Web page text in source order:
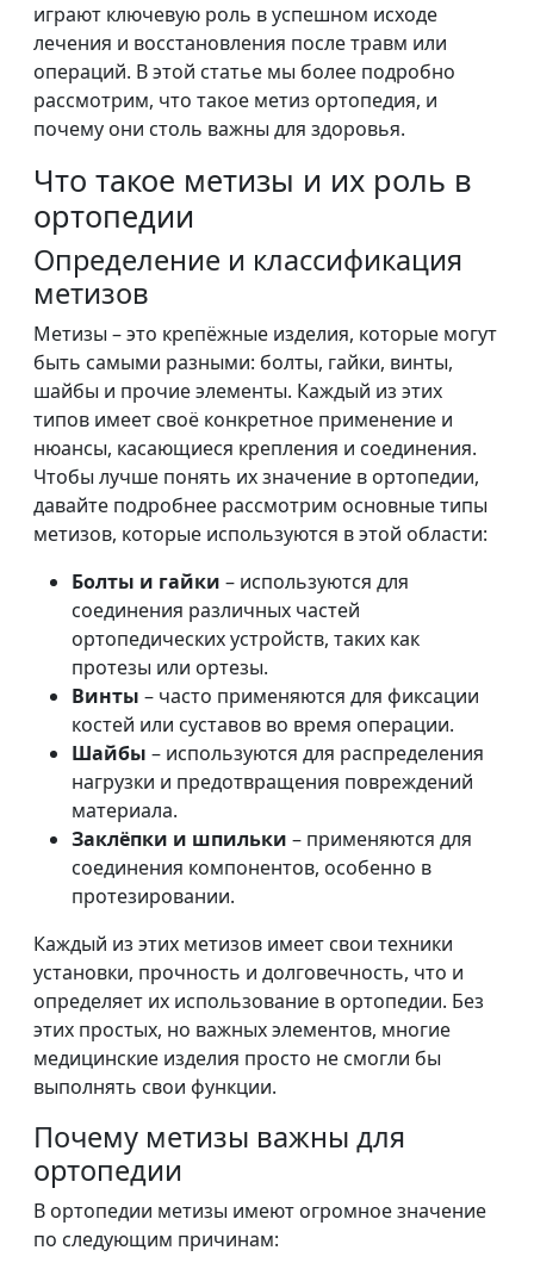
играют ключевую роль в успешном исходе
лечения и восстановления после травм или
операций. В этой статье мы более подробно
рассмотрим, что такое метиз ортопедия, и
почему они столь важны для здоровья.
Что такое метизы и их роль в
ортопедии
Определение и классификация
метизов
Метизы – это крепёжные изделия, которые могут
быть самыми разными: болты, гайки, винты,
шайбы и прочие элементы. Каждый из этих
типов имеет своё конкретное применение и
нюансы, касающиеся крепления и соединения.
Чтобы лучше понять их значение в ортопедии,
давайте подробнее рассмотрим основные типы
метизов, которые используются в этой области:
Болты и гайки – используются для
соединения различных частей
ортопедических устройств, таких как
протезы или ортезы.
Винты – часто применяются для фиксации
костей или суставов во время операции.
Шайбы – используются для распределения
нагрузки и предотвращения повреждений
материала.
Заклёпки и шпильки – применяются для
соединения компонентов, особенно в
протезировании.
Каждый из этих метизов имеет свои техники
установки, прочность и долговечность, что и
определяет их использование в ортопедии. Без
этих простых, но важных элементов, многие
медицинские изделия просто не смогли бы
выполнять свои функции.
Почему метизы важны для
ортопедии
В ортопедии метизы имеют огромное значение
по следующим причинам: